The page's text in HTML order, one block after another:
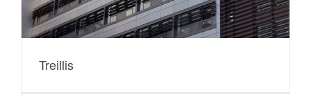
Treillis